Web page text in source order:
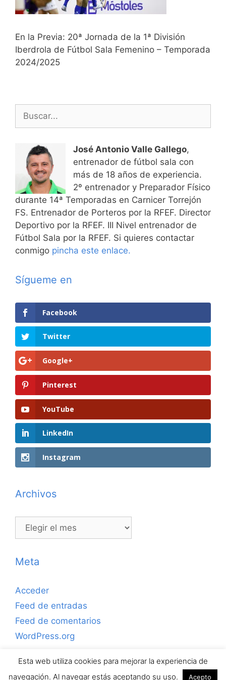
En la Previa: 20ª Jornada de la 1ª División
Iberdrola de Fútbol Sala Femenino – Temporada
2024/2025
José Antonio Valle Gallego,
entrenador de fútbol sala con
más de 18 años de experiencia.
2º entrenador y Preparador Físico
durante 14ª Temporadas en Carnicer Torrejón
FS. Entrenador de Porteros por la RFEF. Director
Deportivo por la RFEF. III Nivel entrenador de
Fútbol Sala por la RFEF. Si quieres contactar
conmigo pincha este enlace.
Sígueme en
Facebook
Twitter
Google+
Pinterest
YouTube
LinkedIn
Instagram
Archivos
Archivos
Meta
Acceder
Feed de entradas
Feed de comentarios
WordPress.org
Copyrihgt © 2026 ejerciciosdefutbolsala.com por José
Esta web utiliza cookies para mejorar la experiencia de
navegación. Al navegar estás aceptando su uso.
Acepto